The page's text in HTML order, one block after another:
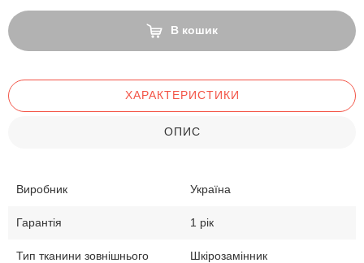
В кошик
ХАРАКТЕРИСТИКИ
ОПИС
Виробник Україна
Гарантія 1 рік
Тип тканини зовнішнього
Шкірозамінник